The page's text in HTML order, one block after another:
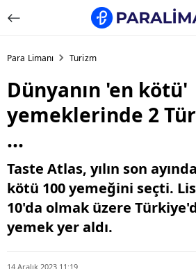
Para Limanı Turizm
Dünyanın 'en kötü'
yemeklerinde 2
...
Taste Atlas, yılın son
kötü 100 yemeğini seçti.
10'da olmak üzere
yemek yer aldı.
14 Aralık 2023 11:19